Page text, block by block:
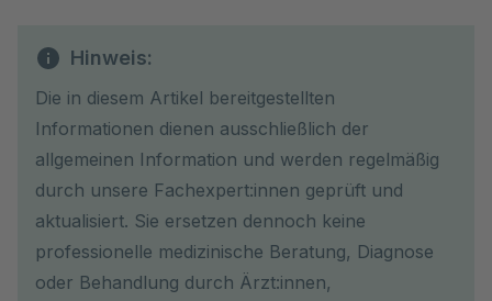
Hinweis:
Die in diesem Artikel bereitgestellten
Informationen dienen ausschließlich der
allgemeinen Information und werden regelmäßig
durch unsere Fachexpert:innen geprüft und
aktualisiert. Sie ersetzen dennoch keine
professionelle medizinische Beratung, Diagnose
oder Behandlung durch Ärzt:innen,